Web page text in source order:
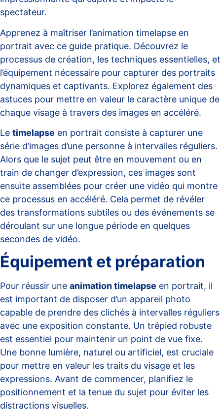
spectateur.
Apprenez à maîtriser l’animation timelapse en
portrait avec ce guide pratique. Découvrez le
processus de création, les techniques essentielles, et
l’équipement nécessaire pour capturer des portraits
dynamiques et captivants. Explorez également des
astuces pour mettre en valeur le caractère unique de
chaque visage à travers des images en accéléré.
Le timelapse en portrait consiste à capturer une
série d’images d’une personne à intervalles réguliers.
Alors que le sujet peut être en mouvement ou en
train de changer d’expression, ces images sont
ensuite assemblées pour créer une vidéo qui montre
ce processus en accéléré. Cela permet de révéler
des transformations subtiles ou des événements se
déroulant sur une longue période en quelques
secondes de vidéo.
Équipement et préparation
Pour réussir une animation timelapse en portrait, il
est important de disposer d’un appareil photo
capable de prendre des clichés à intervalles réguliers
avec une exposition constante. Un trépied robuste
est essentiel pour maintenir un point de vue fixe.
Une bonne lumière, naturel ou artificiel, est cruciale
pour mettre en valeur les traits du visage et les
expressions. Avant de commencer, planifiez le
positionnement et la tenue du sujet pour éviter les
distractions visuelles.